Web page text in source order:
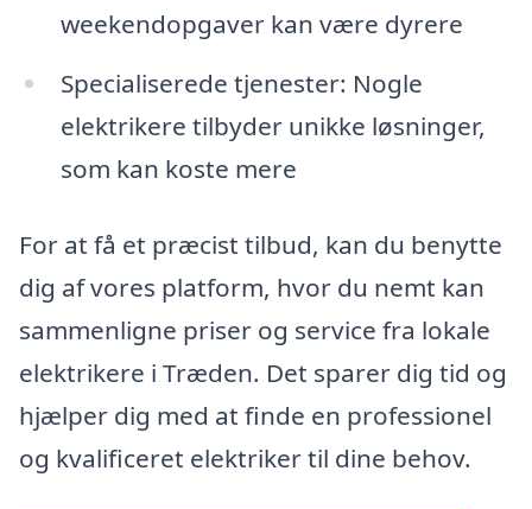
weekendopgaver kan være dyrere
Specialiserede tjenester: Nogle
elektrikere tilbyder unikke løsninger,
som kan koste mere
For at få et præcist tilbud, kan du benytte
dig af vores platform, hvor du nemt kan
sammenligne priser og service fra lokale
elektrikere i Træden. Det sparer dig tid og
hjælper dig med at finde en professionel
og kvalificeret elektriker til dine behov.